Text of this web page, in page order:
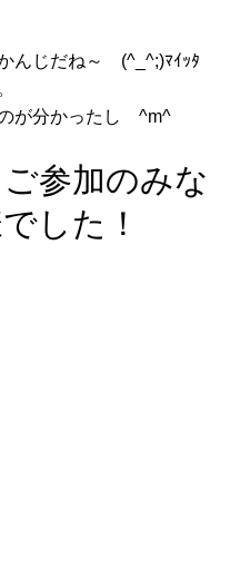
んじだね～ (^_^;)ﾏｲｯﾀ
が分かったし ^m^
参加のみな
した！